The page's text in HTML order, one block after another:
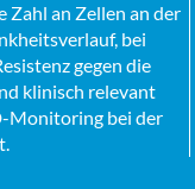
Zahl an Zellen an der
bei
gegen die
klinisch relevant
Monitoring bei der